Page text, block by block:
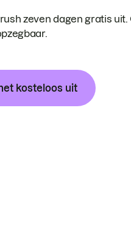
zeven dagen gratis uit.
kosteloos uit